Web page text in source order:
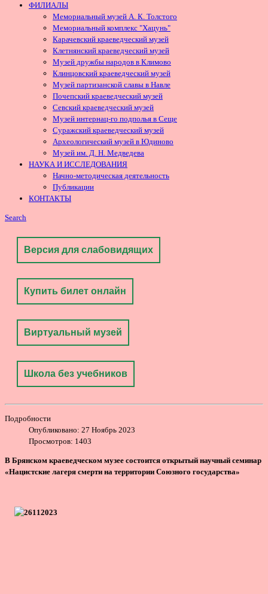
ФИЛИАЛЫ
Мемориальный музей А. К. Толстого
Мемориальный комплекс "Хацунь"
Карачевский краеведческий музей
Клетнянский краеведческий музей
Музей дружбы народов в Климово
Клинцовский краеведческий музей
Музей партизанской славы в Навле
Почепский краеведческий музей
Севский краеведческий музей
Музей интернац-го подполья в Сеще
Суражский краеведческий музей
Археологический музей в Юдиново
Музей им. Д. Н. Медведева
НАУКА И ИССЛЕДОВАНИЯ
Начно-методическая деятельность
Публикации
КОНТАКТЫ
Search
Версия для слабовидящих
Купить билет онлайн
Виртуальный музей
Школа без учебников
Подробности
Опубликовано: 27 Ноябрь 2023
Просмотров: 1403
В Брянском краеведческом музее состоится открытый научный семинар
«Нацистские лагеря смерти на территории Союзного государства»